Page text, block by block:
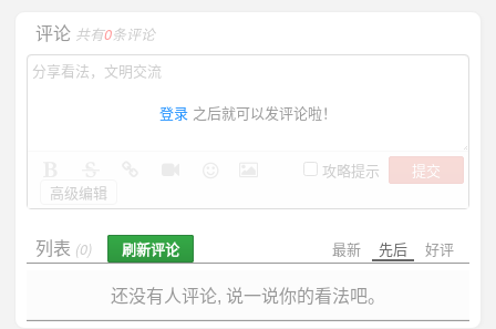
评论 共有0条评论
登录 之后就可以发评论啦！
攻略提示
提交
高级编辑
最新 先后 好评
列表 (0) 刷新评论
还没有人评论, 说一说你的看法吧。